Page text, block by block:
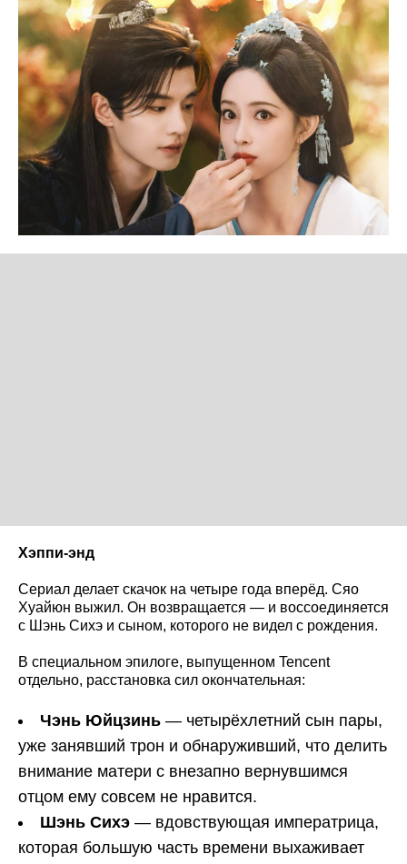
Хэппи-энд
Сериал делает скачок на четыре года вперёд. Сяо
Хуайюн выжил. Он возвращается — и воссоединяется
с Шэнь Сихэ и сыном, которого не видел с рождения.
В специальном эпилоге, выпущенном Tencent
отдельно, расстановка сил окончательная:
Чэнь Юйцзинь — четырёхлетний сын пары,
уже занявший трон и обнаруживший, что делить
внимание матери с внезапно вернувшимся
отцом ему совсем не нравится.
Шэнь Сихэ — вдовствующая императрица,
которая большую часть времени выхаживает